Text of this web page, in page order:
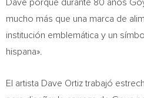
Dave porque durante 80 años
mucho más que una marca de
institución emblemática y un
hispana».
El artista Dave Ortiztrabajó